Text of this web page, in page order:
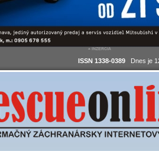
ISSN 1338-0389 Dnes je